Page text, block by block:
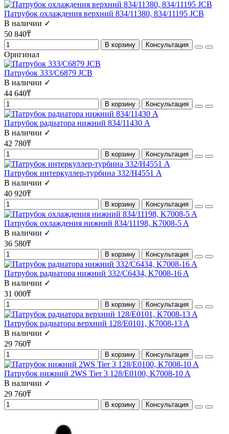
Патрубок охлаждения верхний 834/11380, 834/11195 JCB
В наличии ✓
50 840₸
В корзину Консультация
Оригинал
Патрубок 333/C6879 JCB
В наличии ✓
44 640₸
В корзину Консультация
Патрубок радиатора нижний 834/11430 A
В наличии ✓
42 780₸
В корзину Консультация
Патрубок интеркуллер-турбина 332/H4551 А
В наличии ✓
40 920₸
В корзину Консультация
Патрубок охлаждения нижний 834/11198, K7008-5 A
В наличии ✓
36 580₸
В корзину Консультация
Патрубок радиатора нижний 332/C6434, K7008-16 A
В наличии ✓
31 000₸
В корзину Консультация
Патрубок радиатора верхний 128/E0101, K7008-13 A
В наличии ✓
29 760₸
В корзину Консультация
Патрубок нижний 2WS Tier 3 128/E0100, K7008-10 A
В наличии ✓
29 760₸
В корзину Консультация